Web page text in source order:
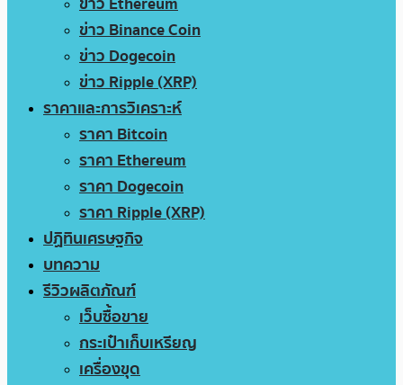
ข่าว Binance Coin
ข่าว Dogecoin
ข่าว Ripple (XRP)
ราคาและการวิเคราะห์
ราคา Bitcoin
ราคา Ethereum
ราคา Dogecoin
ราคา Ripple (XRP)
ปฏิทินเศรษฐกิจ
บทความ
รีวิวผลิตภัณฑ์
เว็บซื้อขาย
กระเป๋าเก็บเหรียญ
เครื่องขุด